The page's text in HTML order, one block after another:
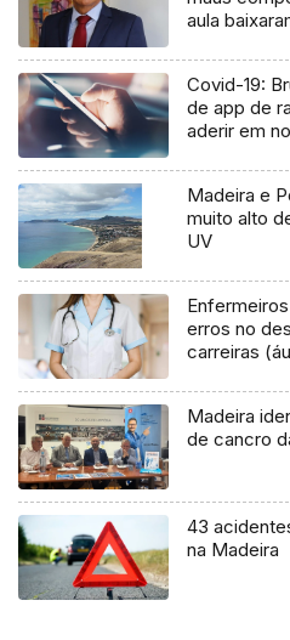
aula
Covid-19:
de app de
aderir em
Madeira e
muito alto
UV
erros no
carreiras
Madeira
de cancro
43
na Madeira